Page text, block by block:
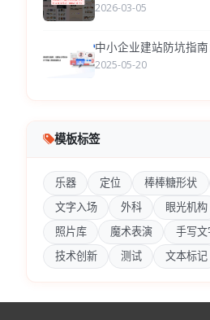
2026-03-05
中小企业建站防坑指
2025-05-20
模板标签
乐器 定位 棒棒糖形状
文字入场
外科 眼光机构
照片库
魔术表演 手写
技术创新
测试 文本标记